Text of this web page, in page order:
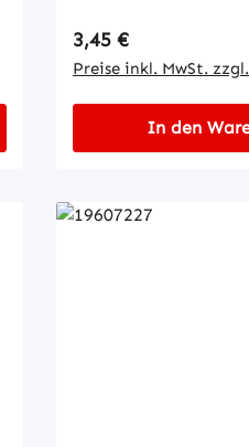
Regulärer Preis:
3,45 €
Preise inkl. MwSt.
In den